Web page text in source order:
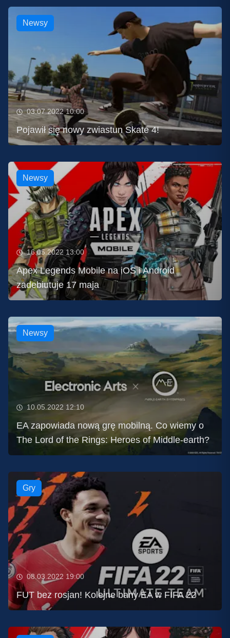
Newsy
03.07.2022 10:00
Pojawił się nowy zwiastun Skate 4!
Newsy
16.05.2022 13:00
Apex Legends Mobile na iOS i Android
zadebiutuje 17 maja
Newsy
10.05.2022 12:10
EA zapowiada nową grę mobilną. Co wiemy o
The Lord of the Rings: Heroes of Middle-earth?
Gry
08.03.2022 19:00
FUT bez rosjan! Kolejne bany EA w FIFA 22